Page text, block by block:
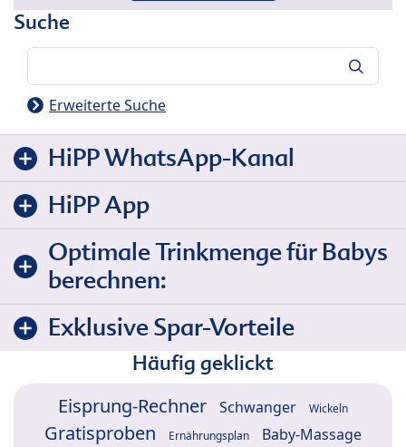
Suche
Erweiterte Suche
HiPP WhatsApp-Kanal
HiPP App
Optimale Trinkmenge für Babys
berechnen:
Exklusive Spar-Vorteile
Häufig geklickt
Eisprung-Rechner Schwanger Wickeln
Gratisproben Ernährungsplan Baby-Massage